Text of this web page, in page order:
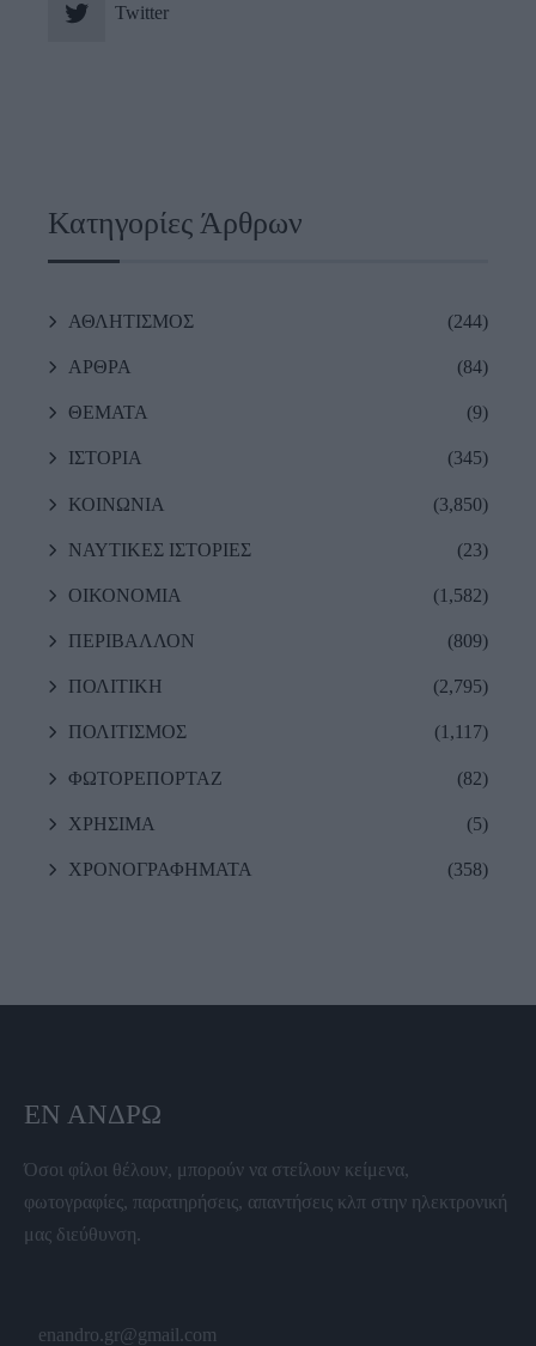
Twitter
Κατηγορίες Άρθρων
ΑΘΛΗΤΙΣΜΟΣ (244)
ΑΡΘΡΑ (84)
ΘΕΜΑΤΑ (9)
ΙΣΤΟΡΙΑ (345)
ΚΟΙΝΩΝΙΑ (3,850)
ΝΑΥΤΙΚΕΣ ΙΣΤΟΡΙΕΣ (23)
ΟΙΚΟΝΟΜΙΑ (1,582)
ΠΕΡΙΒΑΛΛΟΝ (809)
ΠΟΛΙΤΙΚΗ (2,795)
ΠΟΛΙΤΙΣΜΟΣ (1,117)
ΦΩΤΟΡΕΠΟΡΤΑΖ (82)
ΧΡΗΣΙΜΑ (5)
ΧΡΟΝΟΓΡΑΦΗΜΑΤΑ (358)
ΕΝ ΆΝΔΡΩ
Όσοι φίλοι θέλουν, μπορούν να στείλουν κείμενα,
φωτογραφίες, παρατηρήσεις, απαντήσεις κλπ στην ηλεκτρονική
μας διεύθυνση.
enandro.gr@gmail.com